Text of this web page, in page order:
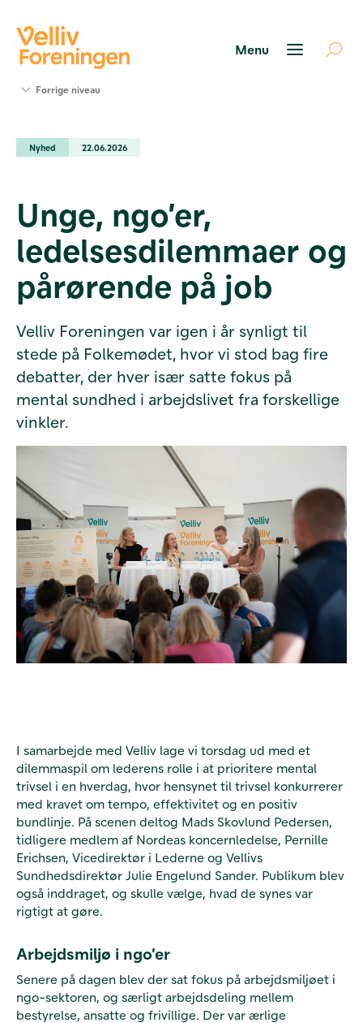
Værktøjer
Foreningen
Kontakt
os
Forrige niveau
Nyhed 22.06.2026
Unge, ngo’er,
ledelsesdilemmaer og
pårørende på job
Velliv Foreningen var igen i år synligt til
stede på Folkemødet, hvor vi stod bag fire
debatter, der hver især satte fokus på
mental sundhed i arbejdslivet fra forskellige
vinkler.
I samarbejde med Velliv lage vi torsdag ud med et
dilemmaspil om lederens rolle i at prioritere mental
trivsel i en hverdag, hvor hensynet til trivsel konkurrerer
med kravet om tempo, effektivitet og en positiv
bundlinje. På scenen deltog Mads Skovlund Pedersen,
tidligere medlem af Nordeas koncernledelse, Pernille
Erichsen, Vicedirektør i Lederne og Vellivs
Sundhedsdirektør Julie Engelund Sander. Publikum blev
også inddraget, og skulle vælge, hvad de synes var
rigtigt at gøre.
Arbejdsmiljø i ngo’er
Senere på dagen blev der sat fokus på arbejdsmiljøet i
ngo-sektoren, og særligt arbejdsdeling mellem
bestyrelse, ansatte og frivillige. Der var ærlige